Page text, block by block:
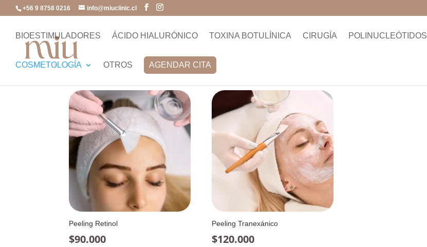
+56 9 8758 0216 info@miuclinic.cl
BIOESTIMULADORES ÁCIDO HIALURÓNICO TOXINA BOTULÍNICA CIRUGÍA POLINUCLEÓTIDOS
COSMETOLOGÍA OTROS AGENDAR CITA
Inicio/Cosmetología / Peeling
Peeling
Mostrando 2 resultados
Peeling Retinol
$90.000
Peeling Tranexánico
$120.000